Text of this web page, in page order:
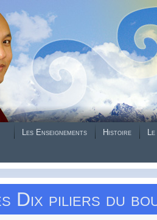
Histoire
Les Enseignements
Dix piliers du